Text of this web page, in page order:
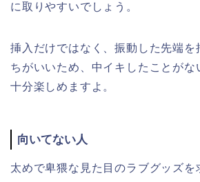
に取りやすいでしょう。
挿入だけではなく、振動した先端を
ちがいいため、中イキしたことがな
十分楽しめますよ。
向いてない人
太めで卑猥な見た目のラブグッズを